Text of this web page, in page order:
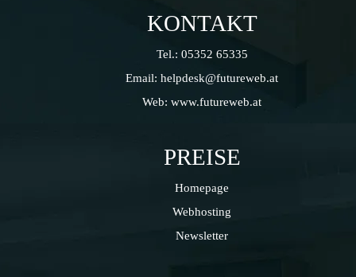
KONTAKT
Tel.: 05352 65335
Email: helpdesk@futureweb.at
Web: www.futureweb.at
PREISE
Homepage
Webhosting
Newsletter